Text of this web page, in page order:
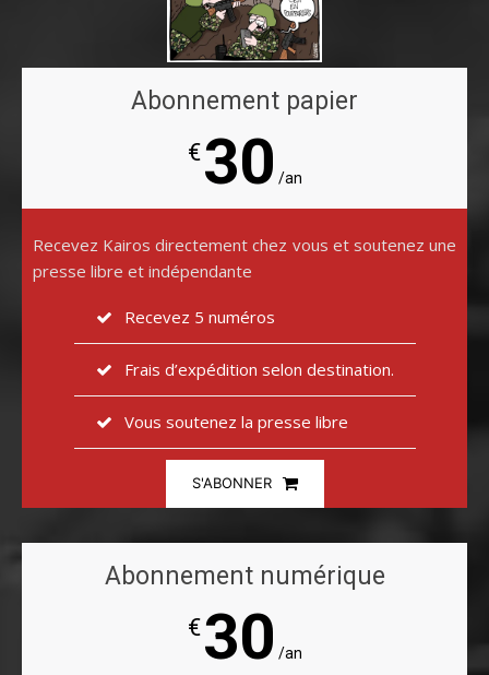
Abonnement papier
€30 /an
Recevez Kairos directement chez vous et soutenez une
presse libre et indépendante
Recevez 5 numéros
Frais d’expédition selon destination.
Vous soutenez la presse libre
S'ABONNER
Abonnement numérique
€30 /an